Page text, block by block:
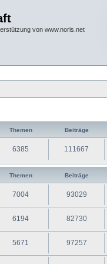
von www.noris.net
Themen Beiträge
6385 111667
Themen Beiträge
7004 93029
6194 82730
5671 97257